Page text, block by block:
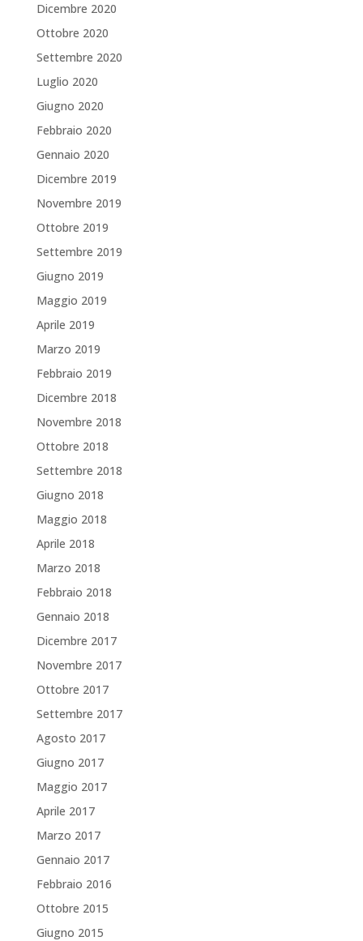
Dicembre 2020
Ottobre 2020
Settembre 2020
Luglio 2020
Giugno 2020
Febbraio 2020
Gennaio 2020
Dicembre 2019
Novembre 2019
Ottobre 2019
Settembre 2019
Giugno 2019
Maggio 2019
Aprile 2019
Marzo 2019
Febbraio 2019
Dicembre 2018
Novembre 2018
Ottobre 2018
Settembre 2018
Giugno 2018
Maggio 2018
Aprile 2018
Marzo 2018
Febbraio 2018
Gennaio 2018
Dicembre 2017
Novembre 2017
Ottobre 2017
Settembre 2017
Agosto 2017
Giugno 2017
Maggio 2017
Aprile 2017
Marzo 2017
Gennaio 2017
Febbraio 2016
Ottobre 2015
Giugno 2015